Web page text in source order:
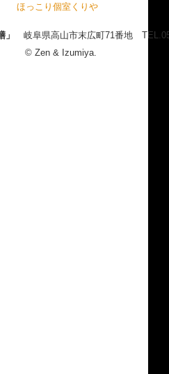
ほっこり個室くりや
岐阜県高山市末広町71番地
© Zen & Izumiya.